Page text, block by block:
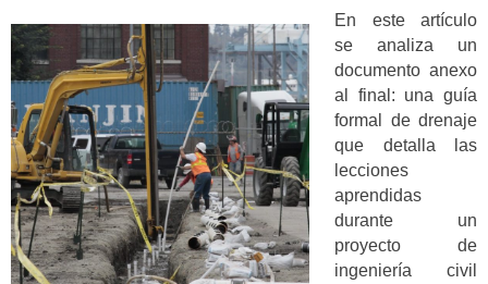
En este artículo
se analiza un
documento anexo
al final: una guía
formal de drenaje
que detalla las
lecciones
aprendidas
durante un
proyecto de
ingeniería civil